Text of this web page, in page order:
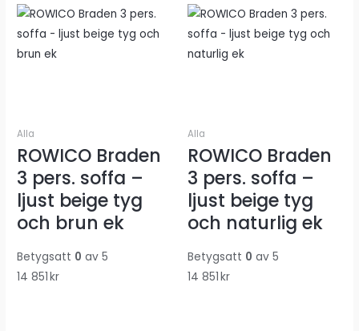
Alla
ROWICO Braden
3 pers. soffa –
ljust beige tyg
och brun ek
Betygsatt 0 av 5
14 851kr
Alla
ROWICO Braden
3 pers. soffa –
ljust beige tyg
och naturlig ek
Betygsatt 0 av 5
14 851kr